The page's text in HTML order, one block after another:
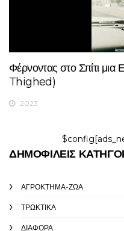
Φέρνοντας στο Σπίτι
Thighed)
2023
ΔΗΜΟΦΙΛΕΊΣ
ΑΓΡΌΚΤΗΜΑ-ΖΏΑ
ΤΡΩΚΤΙΚΆ
ΔΙΆΦΟΡΑ